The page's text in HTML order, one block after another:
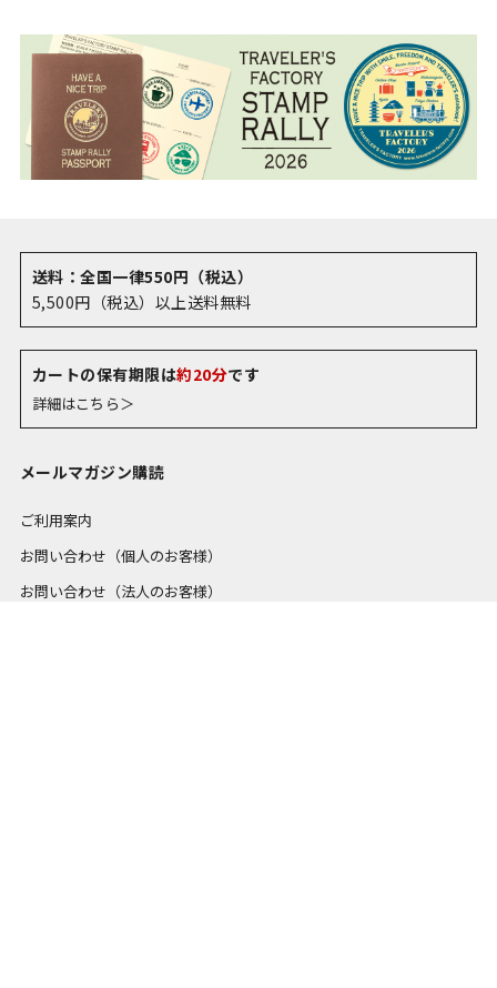
送料：全国一律550円（税込）
5,500円（税込）以上送料無料
カートの保有期限は約20分です
詳細はこちら＞
メールマガジン購読
ご利用案内
お問い合わせ（個人のお客様）
お問い合わせ（法人のお客様）